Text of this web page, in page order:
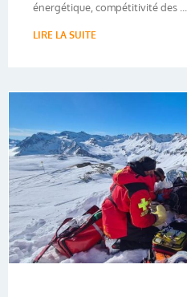
énergétique, compétitivité des ...
LIRE LA SUITE